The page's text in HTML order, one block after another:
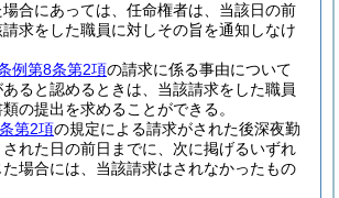
合にあっては、任命権者は、当該日の前
求をした職員に対しその旨を通知しなけ
例第8条第2項の請求に係る事由について
ると認めるときは、当該請求をした職員
の提出を求めることができる。
第2項の規定による請求がされた後深夜勤
れた日の前日までに、次に掲げるいずれ
場合には、当該請求はされなかったもの